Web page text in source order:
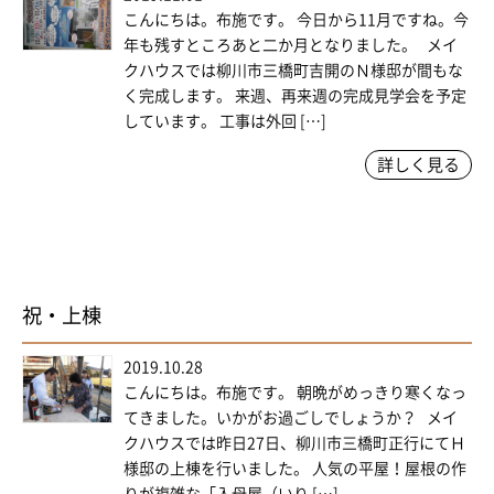
こんにちは。布施です。 今日から11月ですね。今
年も残すところあと二か月となりました。 メイ
クハウスでは柳川市三橋町吉開のＮ様邸が間もな
く完成します。 来週、再来週の完成見学会を予定
しています。 工事は外回 […]
詳しく見る
祝・上棟
2019.10.28
こんにちは。布施です。 朝晩がめっきり寒くなっ
てきました。いかがお過ごしでしょうか？ メイ
クハウスでは昨日27日、柳川市三橋町正行にてＨ
様邸の上棟を行いました。 人気の平屋！屋根の作